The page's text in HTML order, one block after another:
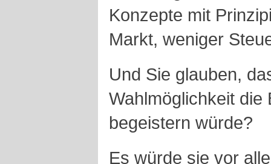
Konzepte mit
Markt, weniger
Und Sie glauben,
Wahlmöglichkeit die
begeistern würde?
Es würde sie vor